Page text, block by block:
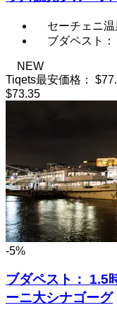
セーチェニ
ブダペスト：
NEW
Tiqets最安価格：
$73.35
-5%
ブダペスト： 1.5
ーニ大シナゴーグ